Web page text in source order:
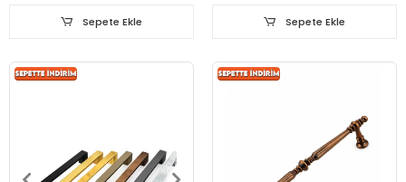
Sepete Ekle Sepete Ekle